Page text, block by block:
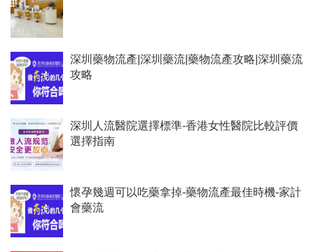
深圳藥物流產|深圳藥流|藥物流產攻略|深圳藥流
攻略
深圳人流醫院選擇標準-香港女性醫院比較評價
選擇指南
懷孕幾週可以吃藥拿掉-藥物流產最佳時機-家計
會藥流